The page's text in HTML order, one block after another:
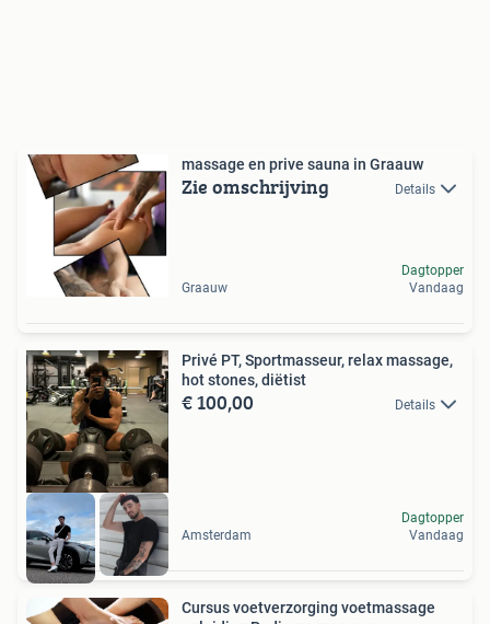
massage en prive sauna in Graauw
Zie omschrijving Details
Graauw
Dagtopper
Vandaag
Privé PT, Sportmasseur, relax massage,
hot stones, diëtist
€ 100,00 Details
Amsterdam
Dagtopper
Vandaag
Cursus voetverzorging voetmassage